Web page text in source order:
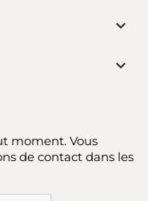


moment. Vous
de contact dans les